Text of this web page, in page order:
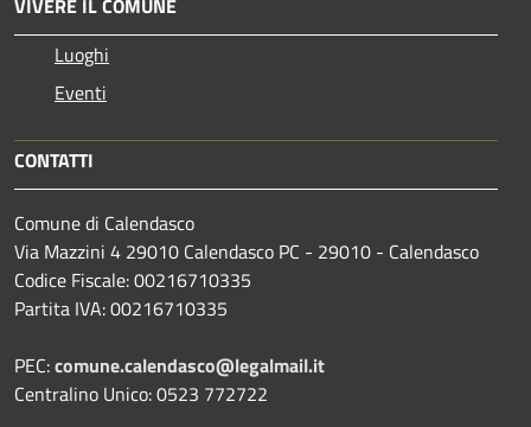
VIVERE IL COMUNE
Luoghi
Eventi
CONTATTI
Comune di Calendasco
Via Mazzini 4 29010 Calendasco PC - 29010 - Calendasco
Codice Fiscale: 00216710335
Partita IVA: 00216710335
PEC:comune.calendasco@legalmail.it
Centralino Unico: 0523 772722